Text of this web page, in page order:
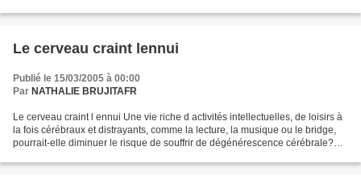
Le cerveau craint lennui
Publié le 15/03/2005 à 00:00
Par NATHALIE BRUJITAFR
Le cerveau craint l ennui Une vie riche d activités intellectuelles, de loisirs à
la fois cérébraux et distrayants, comme la lecture, la musique ou le bridge,
pourrait-elle diminuer le risque de souffrir de dégénérescence cérébrale?